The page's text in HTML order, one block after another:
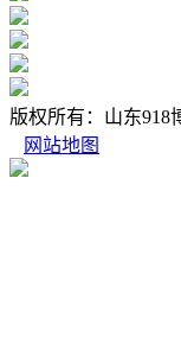
版权所有：山东918
网站地图